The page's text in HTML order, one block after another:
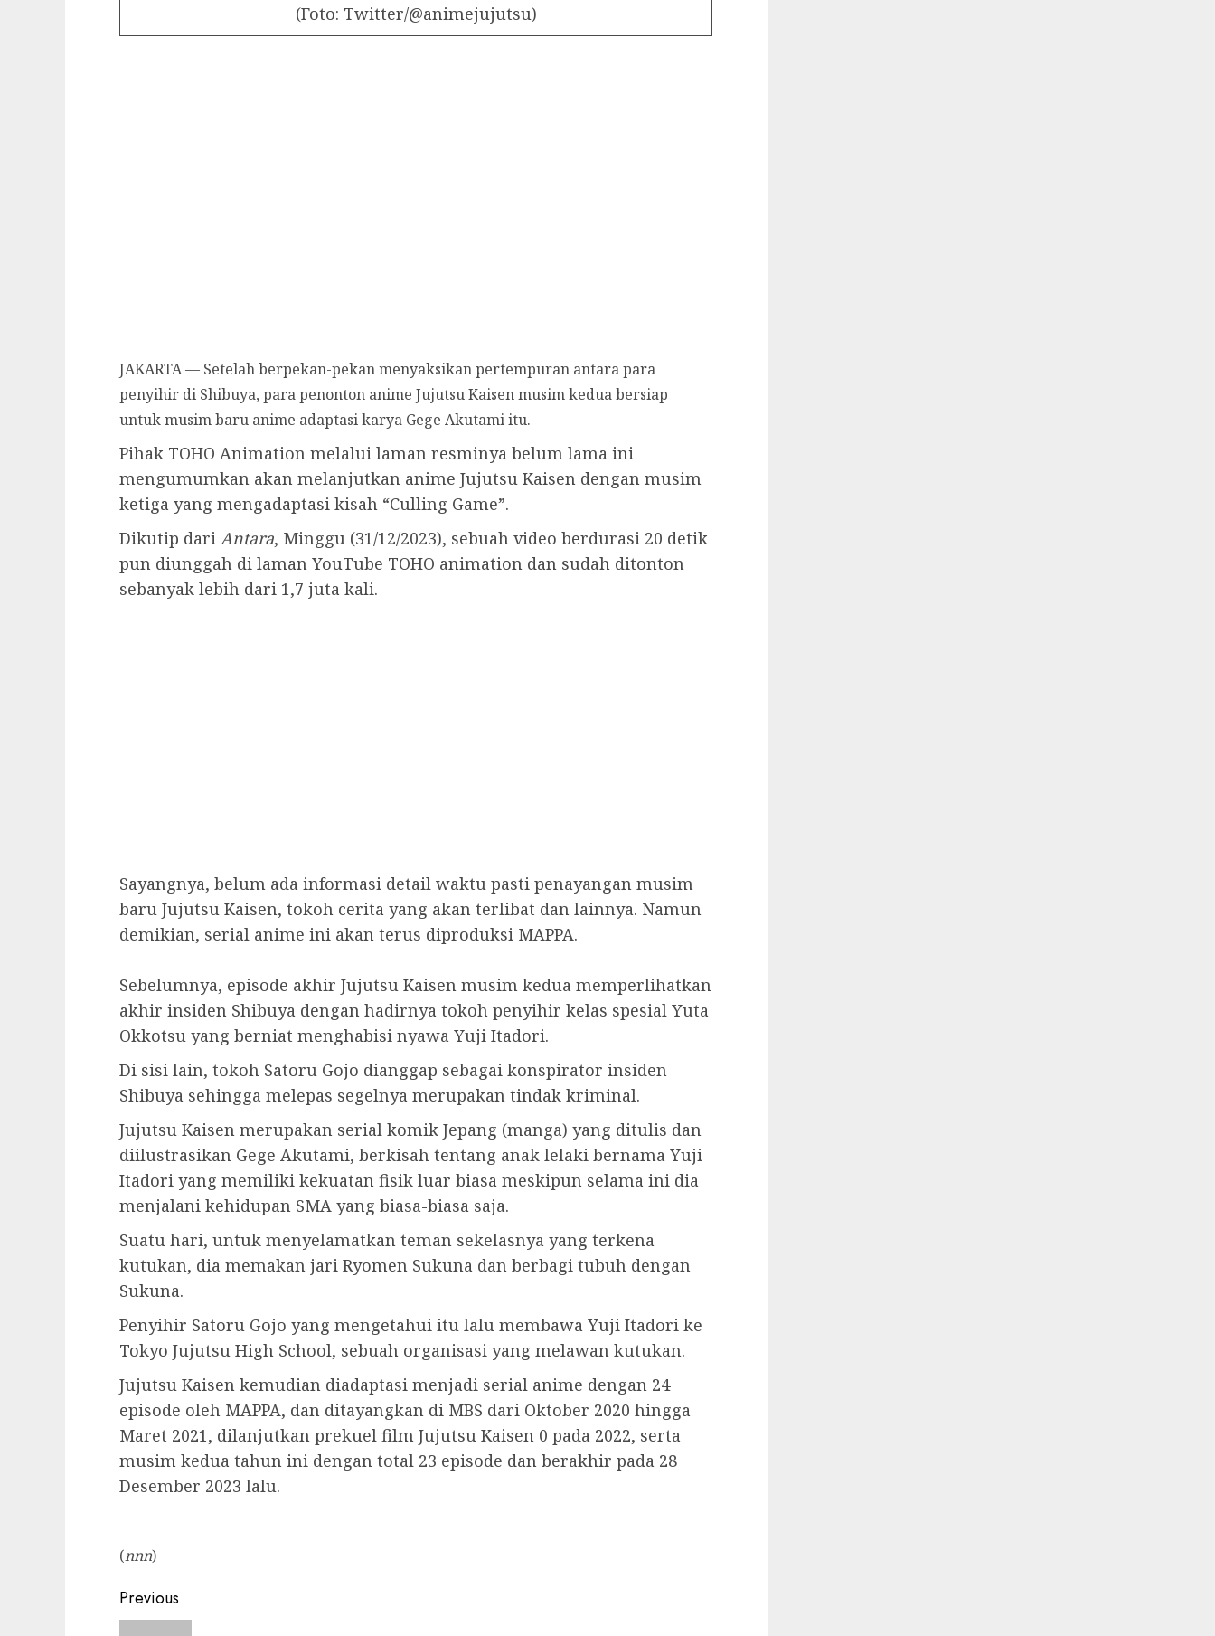
(Foto: Twitter/@animejujutsu)
JAKARTA — Setelah berpekan-pekan menyaksikan pertempuran antara para
penyihir di Shibuya, para penonton anime Jujutsu Kaisen musim kedua bersiap
untuk musim baru anime adaptasi karya Gege Akutami itu.
Pihak TOHO Animation melalui laman resminya belum lama ini
mengumumkan akan melanjutkan anime Jujutsu Kaisen dengan musim
ketiga yang mengadaptasi kisah “Culling Game”.
Dikutip dari Antara, Minggu (31/12/2023), sebuah video berdurasi 20 detik
pun diunggah di laman YouTube TOHO animation dan sudah ditonton
sebanyak lebih dari 1,7 juta kali.
Sayangnya, belum ada informasi detail waktu pasti penayangan musim
baru Jujutsu Kaisen, tokoh cerita yang akan terlibat dan lainnya. Namun
demikian, serial anime ini akan terus diproduksi MAPPA.
Sebelumnya, episode akhir Jujutsu Kaisen musim kedua memperlihatkan
akhir insiden Shibuya dengan hadirnya tokoh penyihir kelas spesial Yuta
Okkotsu yang berniat menghabisi nyawa Yuji Itadori.
Di sisi lain, tokoh Satoru Gojo dianggap sebagai konspirator insiden
Shibuya sehingga melepas segelnya merupakan tindak kriminal.
Jujutsu Kaisen merupakan serial komik Jepang (manga) yang ditulis dan
diilustrasikan Gege Akutami, berkisah tentang anak lelaki bernama Yuji
Itadori yang memiliki kekuatan fisik luar biasa meskipun selama ini dia
menjalani kehidupan SMA yang biasa-biasa saja.
Suatu hari, untuk menyelamatkan teman sekelasnya yang terkena
kutukan, dia memakan jari Ryomen Sukuna dan berbagi tubuh dengan
Sukuna.
Penyihir Satoru Gojo yang mengetahui itu lalu membawa Yuji Itadori ke
Tokyo Jujutsu High School, sebuah organisasi yang melawan kutukan.
Jujutsu Kaisen kemudian diadaptasi menjadi serial anime dengan 24
episode oleh MAPPA, dan ditayangkan di MBS dari Oktober 2020 hingga
Maret 2021, dilanjutkan prekuel film Jujutsu Kaisen 0 pada 2022, serta
musim kedua tahun ini dengan total 23 episode dan berakhir pada 28
Desember 2023 lalu.
(nnn)
Post
Previous